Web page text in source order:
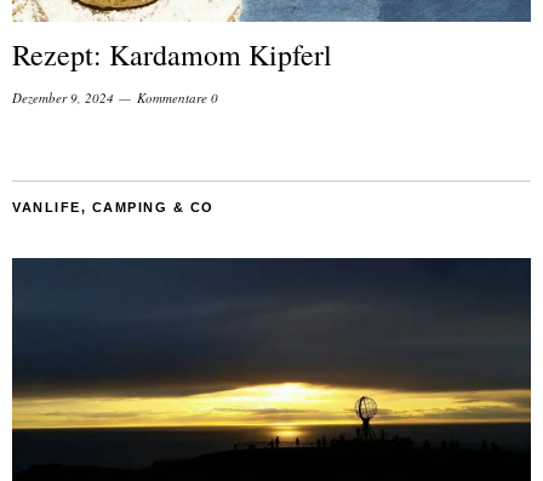
Rezept: Kardamom Kipferl
Dezember 9, 2024 Kommentare 0
VANLIFE, CAMPING & CO